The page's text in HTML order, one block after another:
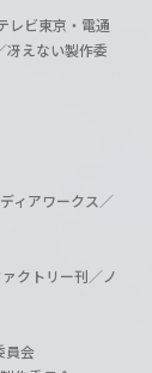
レビ東京・電通
冴えない製作委
ィアワークス／
クトリー刊／ノ
員会